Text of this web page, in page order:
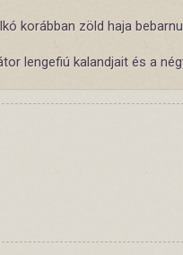
korábban zöld haja
lengefiú kalandjait és a